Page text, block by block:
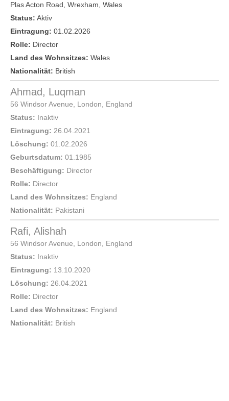
Plas Acton Road, Wrexham Wales
Status: Aktiv
Eintragung: 01.02.2026
Rolle: Director
Land des Wohnsitzes: Wales
Nationalität: British
Ahmad, Luqman
56 Windsor Avenue, London
England
Status: Inaktiv
Eintragung: 26.04.2021
Löschung: 01.02.2026
Geburtsdatum: 01.1985
Beschäftigung: Director
Rolle: Director
Land des Wohnsitzes: England
Nationalität: Pakistani
Rafi, Alishah
56 Windsor Avenue, London
England
Status: Inaktiv
Eintragung: 13.10.2020
Löschung: 26.04.2021
Rolle: Director
Land des Wohnsitzes: England
Nationalität: British